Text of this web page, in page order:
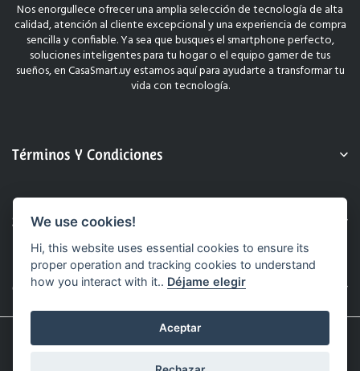
Nos enorgullece ofrecer una amplia selección de tecnología de alta
calidad, atención al cliente excepcional y una experiencia de compra
sencilla y confiable. Ya sea que busques el smartphone perfecto,
soluciones inteligentes para tu hogar o el equipo gamer de tus
sueños, en CasaSmart.uy estamos aquí para ayudarte a transformar tu
vida con tecnología.
Términos Y Condiciones
Sobre Nosotros
Contacto
© 2025 CasaSmart.uy. Todos Los Derechos Reservados.
Sitio Web Realizado Por Hashtag.
We use cookies!
Hi, this website uses essential cookies to ensure its
proper operation and tracking cookies to understand
how you interact with it.. Déjame elegir
Aceptar